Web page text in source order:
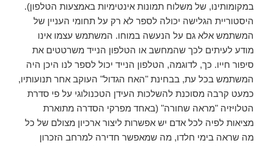
במקומותינו, של משלוח תמונות אינטימיות באמצעות הטלפון).
היסטוריית הגלישה יכולה לספר לא רק על תחומי העניין של
המשתמש אלא גם על הנעשה במוחו. המשתמש עצמו אינו
מודע לעיתים לכך שהמחשב או הטלפון הנייד משרטטים את
סיפור חייו. כך, לדוגמה, הטלפון הנייד יכול לספר לנו היכן היה
המשתמש בכל עת, בבחינת "האח הגדול" העוקב אחר תנועותיו,
כמעט קרבה מסוכנת להשלכות העידן הטכנולוגי על פי סדרת
הטלויזיה "מראה שחורה" (באחד מפרקי הסדרה מתוארת
מציאות לפיה לכל אדם יש אפשרות ליצור ארכיון מצולם של כל
מה שראה בימי חלדו, מה שמאפשר חדירה למרחב הזכרון